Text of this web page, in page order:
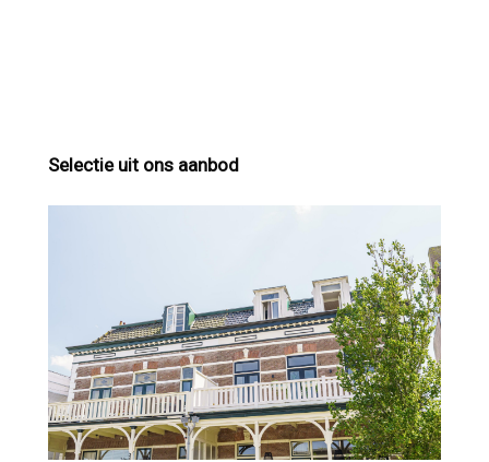
Selectie uit ons aanbod